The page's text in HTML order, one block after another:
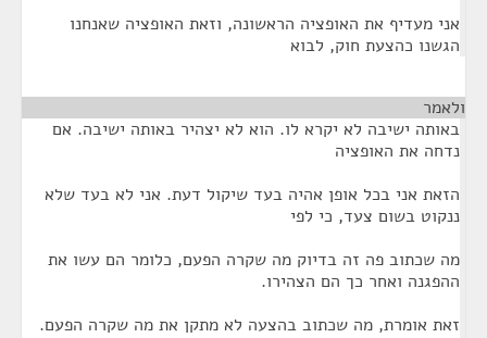
אני מעדיף את האופציה הראשונה, וזאת האופציה שאנחנו
הגשנו כהצעת חוק, לבוא
ולאמר
באותה ישיבה לא יקרא לו. הוא לא יצהיר באותה ישיבה. אם
נדחה את האופציה
הזאת אני בכל אופן אהיה בעד שיקול דעת. אני לא בעד שלא
ננקוט בשום צעד, כי לפי
מה שכתוב פה זה בדיוק מה שקרה הפעם, כלומר הם עשו את
ההפגנה ואחר כך הם הצהירו.
זאת אומרת, מה שכתוב בהצעה לא מתקן את מה שקרה הפעם.